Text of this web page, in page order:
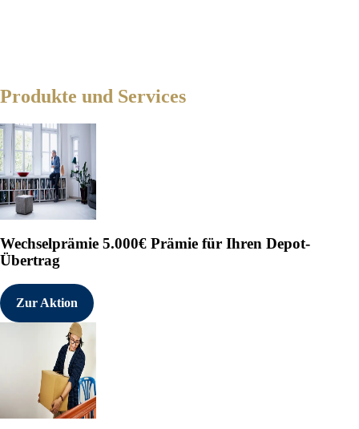
Produkte und Services
Wechselprämie 5.000€ Prämie für Ihren Depot-
Übertrag
Zur Aktion